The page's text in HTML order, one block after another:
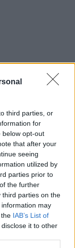
third parties, or
for
below opt-out
that after your
seeing
utilized by
parties prior to
the further
third parties on the
information may
IAB’s List of
it to other